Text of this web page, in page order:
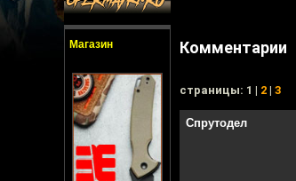
Магазин Комментарии
cтраницы: 1 | 2 | 3
Спрутодел